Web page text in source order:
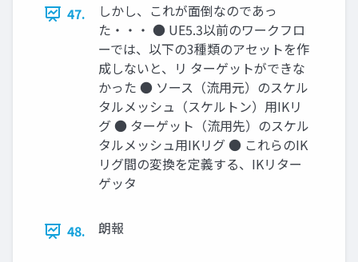
47.
しかし、これが面倒なのであっ
た・・・ ● UE5.3以前のワークフロ
ーでは、以下の3種類のアセットを作
成しないと、リ ターゲットができな
かった ● ソース（流用元）のスケル
タルメッシュ（スケルトン）用IKリ
グ ● ターゲット（流用先）のスケル
タルメッシュ用IKリグ ● これらのIK
リグ間の変換を定義する、IKリター
ゲッタ
48. 朗報